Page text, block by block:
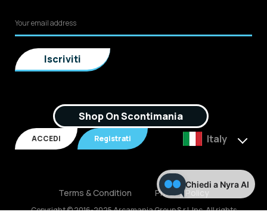
Chiedi a Nyra AI
Shop On Scontimania
ACCEDI Registrati Italy
Copyright © 2016-2025 Arcamania Group S.r.l, Inc. All rights
Terms & Condition Privacy Policy